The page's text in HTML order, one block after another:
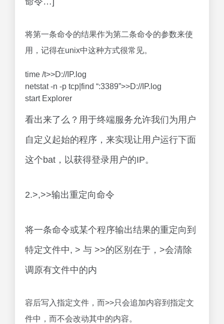
将第一条命令的结果作为第二条命令的参数来使
用，记得在unix中这种方式很常见。
time /t>>D://IP.log
netstat -n -p tcp|find “:3389”>>D://IP.log
start Explorer
看出来了么？用于终端服务允许我们为用户
自定义起始的程序，来实现让用户运行下面
这个bat，以获得登录用户的IP。
2.>,>>输出重定向命令
将一条命令或某个程序输出结果的重定向到
特定文件中, > 与 >>的区别在于，>会清除
调原有文件中的内
容后写入指定文件，而>>只会追加内容到指定文
件中，而不会改动其中的内容。